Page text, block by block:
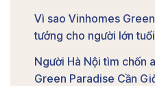
Vì sao Vinhomes
tưởng cho người lớn tuổi
Người Hà Nội tìm chốn
Green Paradise Cần